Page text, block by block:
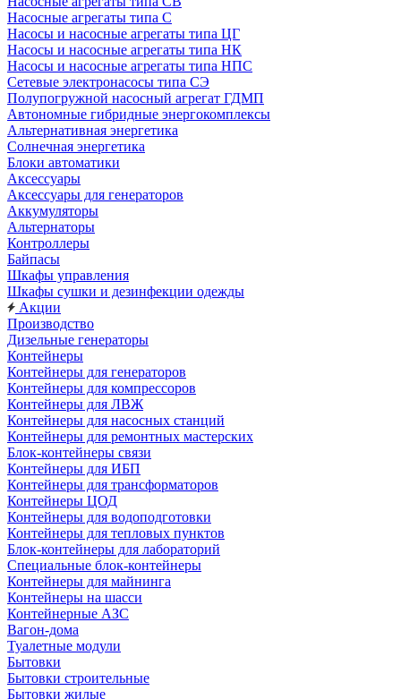
Насосные агрегаты типа С
Насосы и насосные агрегаты типа ЦГ
Насосы и насосные агрегаты типа НК
Насосы и насосные агрегаты типа НПС
Сетевые электронасосы типа СЭ
Полупогружной насосный агрегат ГДМП
Автономные гибридные энергокомплексы
Альтернативная энергетика
Солнечная энергетика
Блоки автоматики
Аксессуары
Аксессуары для генераторов
Аккумуляторы
Альтернаторы
Контроллеры
Байпасы
Шкафы управления
Шкафы сушки и дезинфекции одежды
Акции
Производство
Дизельные генераторы
Контейнеры
Контейнеры для генераторов
Контейнеры для компрессоров
Контейнеры для ЛВЖ
Контейнеры для насосных станций
Контейнеры для ремонтных мастерских
Блок-контейнеры связи
Контейнеры для ИБП
Контейнеры для трансформаторов
Контейнеры ЦОД
Контейнеры для водоподготовки
Контейнеры для тепловых пунктов
Блок-контейнеры для лабораторий
Специальные блок-контейнеры
Контейнеры для майнинга
Контейнеры на шасси
Контейнерные АЗС
Вагон-дома
Туалетные модули
Бытовки
Бытовки строительные
Бытовки жилые